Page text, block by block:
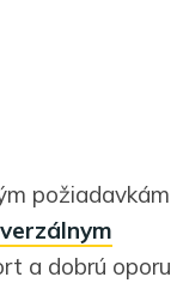
požiadavkám
a dobrú oporu